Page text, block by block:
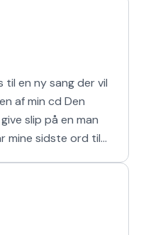
en ny sang der vil
min cd Den
slip på en man
mine sidste ord til